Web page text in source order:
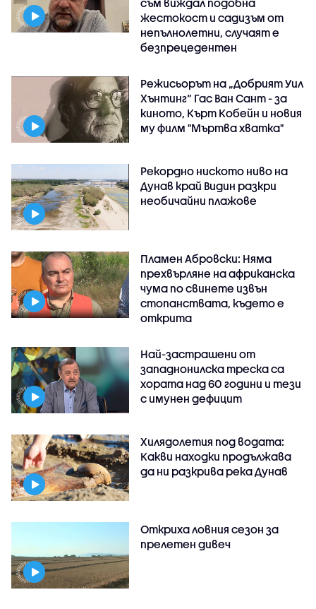
съм виждал подобна
жестокост и садизъм от
непълнолетни, случаят е
безпрецедентен
Режисьорът на „Добрият Уил
Хънтинг“ Гас Ван Сант - за
киното, Кърт Кобейн и новия
му филм "Мъртва хватка"
Рекордно ниското ниво на
Дунав край Видин разкри
необичайни плажове
Пламен Абровски: Няма
прехвърляне на африканска
чума по свинете извън
стопанствата, където е
открита
Най-застрашени от
западнонилска треска са
хората над 60 години и тези
с имунен дефицит
Хилядолетия под водата:
Какви находки продължава
да ни разкрива река Дунав
Откриха ловния сезон за
прелетен дивеч